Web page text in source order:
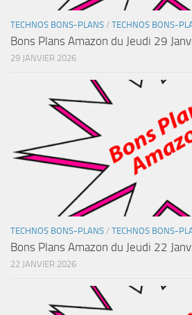
TECHNOS BONS-PLANS / TECHNOS BONS-
Bons Plans Amazon du Jeudi 29
29 JANVIER 2026
TECHNOS BONS-PLANS / TECHNOS BONS-
Bons Plans Amazon du Jeudi 22
22 JANVIER 2026